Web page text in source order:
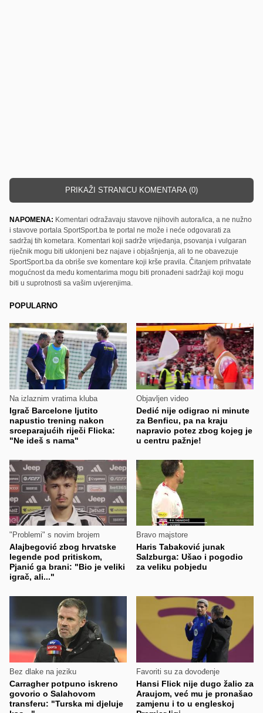
PRIKAŽI STRANICU KOMENTARA (0)
NAPOMENA: Komentari odražavaju stavove njihovih autora/ica, a ne nužno
i stavove portala SportSport.ba te portal ne može i neće odgovarati za
sadržaj tih kometara. Komentari koji sadrže vrijeđanja, psovanja i vulgaran
riječnik mogu biti uklonjeni bez najave i objašnjenja, ali to ne obavezuje
SportSport.ba da obriše sve komentare koji krše pravila. Čitanjem prihvatate
mogućnost da među komentarima mogu biti pronađeni sadržaji koji mogu
biti u suprotnosti sa vašim uvjerenjima.
POPULARNO
Na izlaznim vratima kluba
Igrač Barcelone ljutito
napustio trening nakon
srceparajućih riječi Flicka:
"Ne ideš s nama"
Objavljen video
Dedić nije odigrao ni minute
za Benficu, pa na kraju
napravio potez zbog kojeg je
u centru pažnje!
"Problemi" s novim brojem
Alajbegović zbog hrvatske
legende pod pritiskom,
Pjanić ga brani: "Bio je veliki
igrač, ali..."
Bravo majstore
Haris Tabaković junak
Salzburga: Ušao i pogodio
za veliku pobjedu
Bez dlake na jeziku
Carragher potpuno iskreno
govorio o Salahovom
transferu: "Turska mi djeluje
Favoriti su za dovođenje
Hansi Flick nije dugo žalio za
Araujom, već mu je pronašao
zamjenu i to u engleskoj